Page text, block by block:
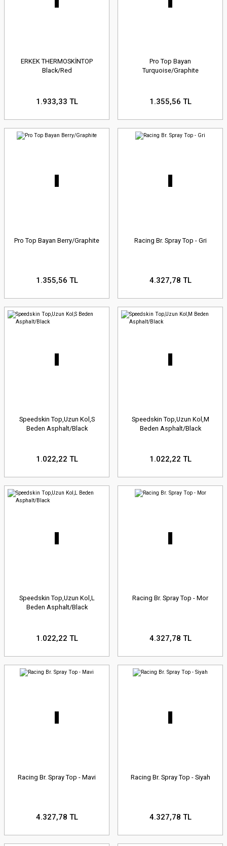
ERKEK THERMOSKİNTOP
Black/Red
1.933,33 TL
Pro Top Bayan
Turquoise/Graphite
1.355,56 TL
Pro Top Bayan Berry/Graphite
1.355,56 TL
Racing Br. Spray Top - Gri
4.327,78 TL
Speedskin Top,Uzun Kol,S
Beden Asphalt/Black
1.022,22 TL
Speedskin Top,Uzun Kol,M
Beden Asphalt/Black
1.022,22 TL
Speedskin Top,Uzun Kol,L
Beden Asphalt/Black
1.022,22 TL
Racing Br. Spray Top - Mor
4.327,78 TL
Racing Br. Spray Top - Mavi
4.327,78 TL
Racing Br. Spray Top - Siyah
4.327,78 TL